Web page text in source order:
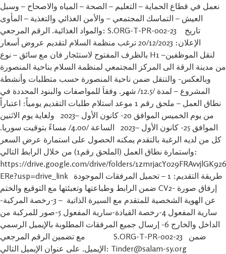
نعمل في قطاع الحماية – التعليم – الصحة – المياه والاصحاح – وسبل
العيش – التماسك المجتمعي – والأمن الغذائي والتغذية – المأوى
والمواد الغذائية. الرقم المرجعي: S.ORG-T-PR-002-23 تاريخ
الإعلان: 20/12/2023 ترغب منظمة السلام لتقديم عروض أسعار
بالظرف المفتوح لاستئجار فان مع سائق – نوع H1 –لنقل الموظفين
من مدينة الرقة الى المركز المجتمعي لمنظمة السلام بناحية المنصورة
وبالعكس- والتنقل ضمن ناحية المنصورة حسب متطلبات وأنشطة
المشروع – لمدة /12.5/ شهر. وفقاَ للمواصفات والبنود المحددة في
نطاق العمل – ملحق رقم 1 موعد استلام طلبات التقديم يومياً: اعتباراً
من يوم الخميس الموافق 20- كانون الأول –2023 ولغاية يوم الاثنين
الموافق 25- كانون الأول –2023 الساعة /4.00/ مساءً بتوقيت سوريا.
كل من لديه الرغبة بالتقدم يمكنه الحصول على استمارة عرض السعر
واستمارة نطاق العمل (الملحق رقم1) من خلال الرابط التالي:
https://drive.google.com/drive/folders/
ERe?usp=drive_link طريقة التقديم: 1 – تحميل المرفقات الموجودة
ضمن الرابط وطباعتها وتعبئتها مع التوقيع والختم CV2- إرفاق صورة
عن الهوية الشخصية للمتقدم مع السيرة الذاتية – 3-رخصة المركبة-
سارية المفعول 4-رخصة القيادة-سارية المفعول 5-صور للمركبة من
الداخل والخارج 6- إرسال جميع المرفقات المطلوبة بالإيميل الرسمي
مع تضمين الرقم المرجعي S.ORG-T-PR-002-23 ضمن
الإيميل. على عنوان الإيميل التالي: Tinder@salam-sy.org